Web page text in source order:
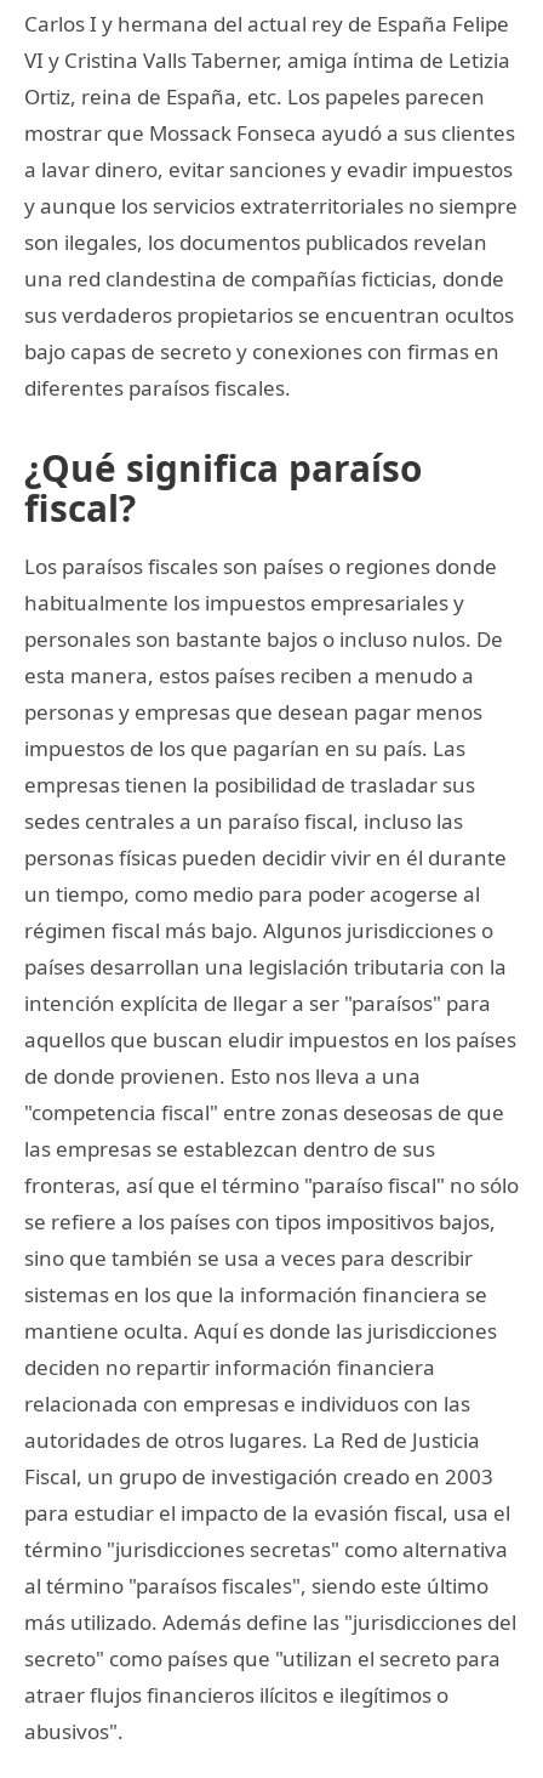
Carlos I y hermana del actual rey de España Felipe
VI y Cristina Valls Taberner, amiga íntima de Letizia
Ortiz, reina de España, etc. Los papeles parecen
mostrar que Mossack Fonseca ayudó a sus clientes
a lavar dinero, evitar sanciones y evadir impuestos
y aunque los servicios extraterritoriales no siempre
son ilegales, los documentos publicados revelan
una red clandestina de compañías ficticias, donde
sus verdaderos propietarios se encuentran ocultos
bajo capas de secreto y conexiones con firmas en
diferentes paraísos fiscales.
¿Qué significa paraíso
fiscal?
Los paraísos fiscales son países o regiones donde
habitualmente los impuestos empresariales y
personales son bastante bajos o incluso nulos. De
esta manera, estos países reciben a menudo a
personas y empresas que desean pagar menos
impuestos de los que pagarían en su país. Las
empresas tienen la posibilidad de trasladar sus
sedes centrales a un paraíso fiscal, incluso las
personas físicas pueden decidir vivir en él durante
un tiempo, como medio para poder acogerse al
régimen fiscal más bajo. Algunos jurisdicciones o
países desarrollan una legislación tributaria con la
intención explícita de llegar a ser "paraísos" para
aquellos que buscan eludir impuestos en los países
de donde provienen. Esto nos lleva a una
"competencia fiscal" entre zonas deseosas de que
las empresas se establezcan dentro de sus
fronteras, así que el término "paraíso fiscal" no sólo
se refiere a los países con tipos impositivos bajos,
sino que también se usa a veces para describir
sistemas en los que la información financiera se
mantiene oculta. Aquí es donde las jurisdicciones
deciden no repartir información financiera
relacionada con empresas e individuos con las
autoridades de otros lugares. La Red de Justicia
Fiscal, un grupo de investigación creado en 2003
para estudiar el impacto de la evasión fiscal, usa el
término "jurisdicciones secretas" como alternativa
al término "paraísos fiscales", siendo este último
más utilizado. Además define las "jurisdicciones del
secreto" como países que "utilizan el secreto para
atraer flujos financieros ilícitos e ilegítimos o
abusivos".